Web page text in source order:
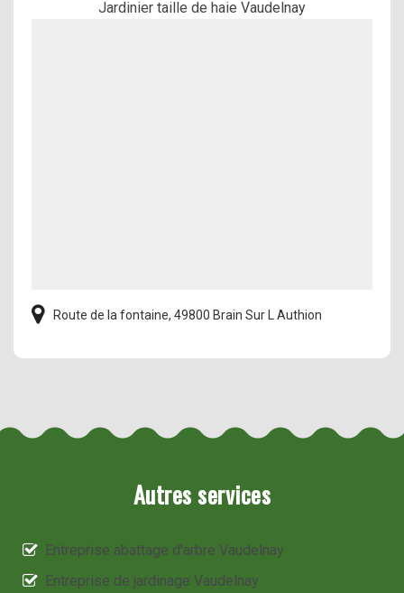
Jardinier taille de haie Vaudelnay
Route de la fontaine, 49800 Brain Sur L Authion
Autres services
Entreprise abattage d'arbre Vaudelnay
Entreprise de jardinage Vaudelnay